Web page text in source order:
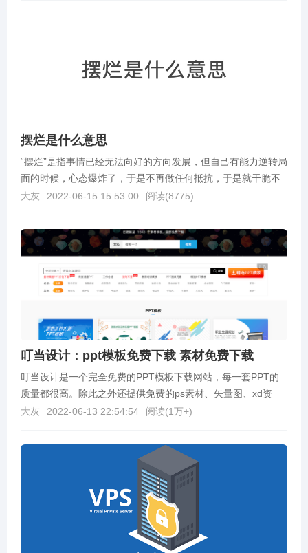
摆烂是什么意思
“摆烂”是指事情已经无法向好的方向发展，但自己有能力逆转局
面的时候，心态爆炸了，于是不再做任何抵抗，于是就干脆不
再采取措施加以控制而是任由其往坏的方向继续发展下...
大灰 2022-06-15 15:53:00 阅读(8775)
叮当设计：ppt模板免费下载 素材免费下载
叮当设计是一个完全免费的PPT模板下载网站，每一套PPT的
质量都很高。除此之外还提供免费的ps素材、矢量图、xd资
源、海报、图标、字体等，资源非常良心。网址：h...
大灰 2022-06-13 22:54:54 阅读(1万+)